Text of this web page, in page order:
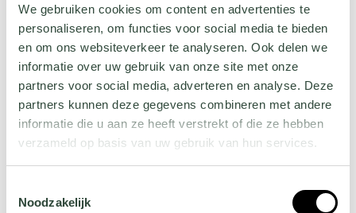
We gebruiken cookies om content en advertenties te
personaliseren, om functies voor social media te bieden
en om ons websiteverkeer te analyseren. Ook delen we
informatie over uw gebruik van onze site met onze
partners voor social media, adverteren en analyse. Deze
partners kunnen deze gegevens combineren met andere
informatie die u aan ze heeft verstrekt of die ze hebben
verzameld op basis van uw gebruik van hun services.
jehier.
Noodzakelijk